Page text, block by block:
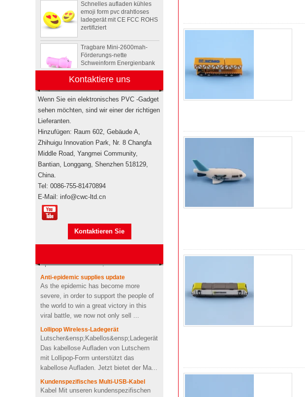
ladegerät mit CE FCC ROHS
zertifiziert
Förderungs-nette
Schweinform Energienbank
mit Li-Polymer-Batterie
Tier Schildkröte Form OEM
2.0 Flash-Laufwerk Hersteller
Lautsprecher der
kundenspezifischen
Rockstar-
Energiegetränkflasche
Minilautsprecher USA
Werbegeschenkboxen von
stickmaschine der
nähmaschine
benutzerdefinierte design
USB-Memory Stick-Stick mit
Zahnpastaform
Kundenspezifischer Kaktus
geformt 2200mah weiche
Personalisiertes kabelloses
Ladegerät für OEM-Soft-
PVC-Herzform
4Ω 2W gut Benutzerdefinierte
Kontaktiere uns
Wenn Sie ein elektronisches PVC -Gadget
sehen möchten, sind wir einer der richtigen
Lieferanten.
Hinzufügen: Raum 602, Gebäude A,
Zhihuigu Innovation Park, Nr. 8 Changfa
Middle Road, Yangmei Community,
Bantian, Longgang, Shenzhen 518129,
China.
Tel: 0086-755-81470894
E-Mail: info@cwc-ltd.cn
Kontaktieren Sie
Markenautorisierung
Markenautorisierung Werbeartikel sind
Markenprodukte, wenn sie den
Seetransport für den Import
übernehmen"s durch Ihre eigene
Anti-epidemic supplies update
As the epidemic has become more
severe, in order to support the people of
the world to win a great victory in this
viral battle, we now not only sell ...
Lollipop Wireless-Ladegerät
Lutscher&ensp;Kabellos&ensp;Ladegerät
Das kabellose Aufladen von Lutschern
mit Lollipop-Form unterstützt das
kabellose Aufladen. Jetzt bietet der Ma...
Kundenspezifisches Multi-USB-Kabel
Kabel Mit unseren kundenspezifischen
Ladekabeln wird Ihren Geräten die